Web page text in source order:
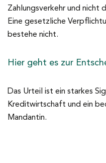
Zahlungsverkehr und nicht
Eine gesetzliche
bestehe nicht.
Hier geht es zur
Das Urteil ist ein starkes
Kreditwirtschaft und ein
Mandantin.